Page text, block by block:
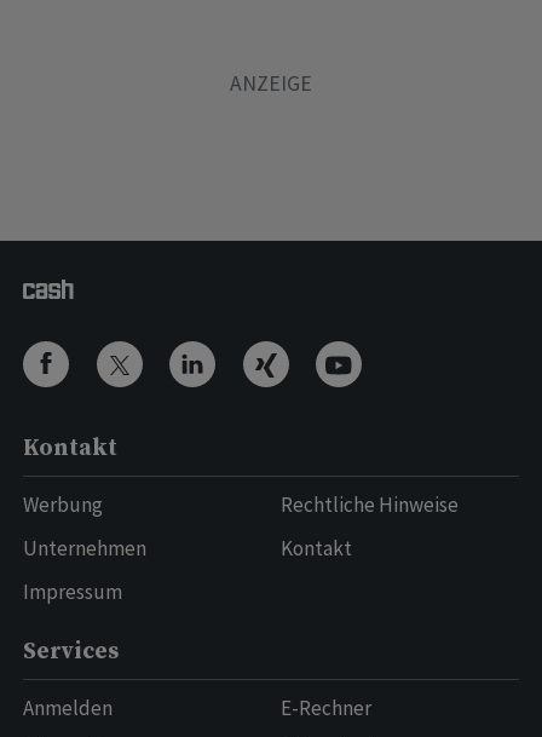
Kontakt
Werbung
Unternehmen
Impressum
Rechtliche Hinweise
Kontakt
Services
Anmelden
E-Rechner